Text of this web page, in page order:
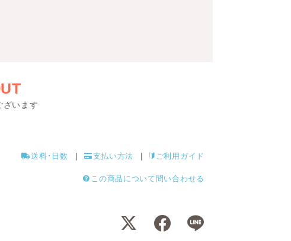
ざいます
送料･日数 支払い方法 ご利用ガイド
この商品について問い合わせる